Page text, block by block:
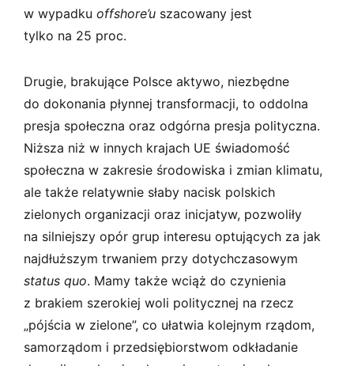
w wypadku offshore’u szacowany jest
tylko na 25 proc.
Drugie, brakujące Polsce aktywo, niezbędne
do dokonania płynnej transformacji, to oddolna
presja społeczna oraz odgórna presja polityczna.
Niższa niż w innych krajach UE świadomość
społeczna w zakresie środowiska i zmian klimatu,
ale także relatywnie słaby nacisk polskich
zielonych organizacji oraz inicjatyw, pozwoliły
na silniejszy opór grup interesu optujących za jak
najdłuższym trwaniem przy dotychczasowym
status quo. Mamy także wciąż do czynienia
z brakiem szerokiej woli politycznej na rzecz
„pójścia w zielone”, co ułatwia kolejnym rządom,
samorządom i przedsiębiorstwom odkładanie